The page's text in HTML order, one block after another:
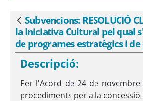
Vés enrere
Subvencions: RESOLUCIÓ
la Iniciativa Cultural pel qual
de programes estratègics i
Descripció:
Per l'Acord de 24 de
procediments per a la concessió